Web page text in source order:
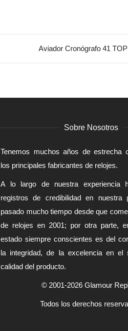
Aviador Cronógrafo 41
Sobre Nosotros
Tenemos muchos años de estrecha
los principales fabricantes de relojes.
A lo largo de nuestra experiencia
registros de credibilidad en nuestra
pasado mucho tiempo desde que
de relojes en 2001; por otra parte,
estado siempre conscientes es del
la integridad, de la excelencia en
calidad del producto.
© 2001-2026 Glamour
Todos los derechos